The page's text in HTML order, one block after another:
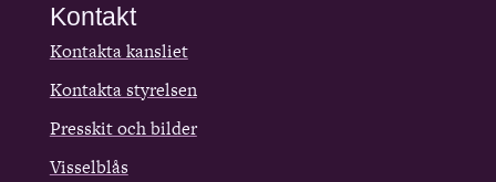
Kontakt
Kontakta kansliet
Kontakta styrelsen
Presskit och bilder
Visselblås